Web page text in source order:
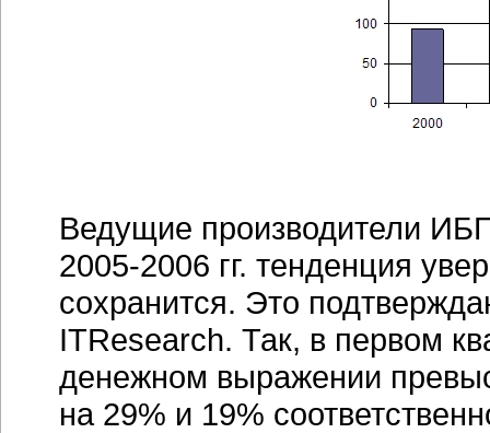
Ведущие производители
2005-2006 гг. тенденция
сохранится. Это
ITResearch. Так, в первом
денежном выражении
на 29% и 19%